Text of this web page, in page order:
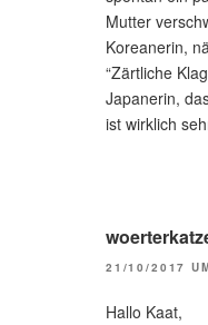
Mutter
Koreanerin,
“Zärtliche
Japanerin,
ist wirklich
21/10/2017
Hallo Kaat,